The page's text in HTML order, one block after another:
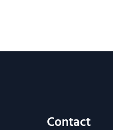
Contact